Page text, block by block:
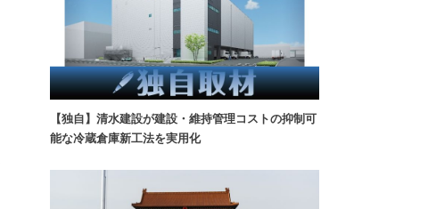
【独自】清水建設が建設・維持管理コストの抑制可
能な冷蔵倉庫新工法を実用化